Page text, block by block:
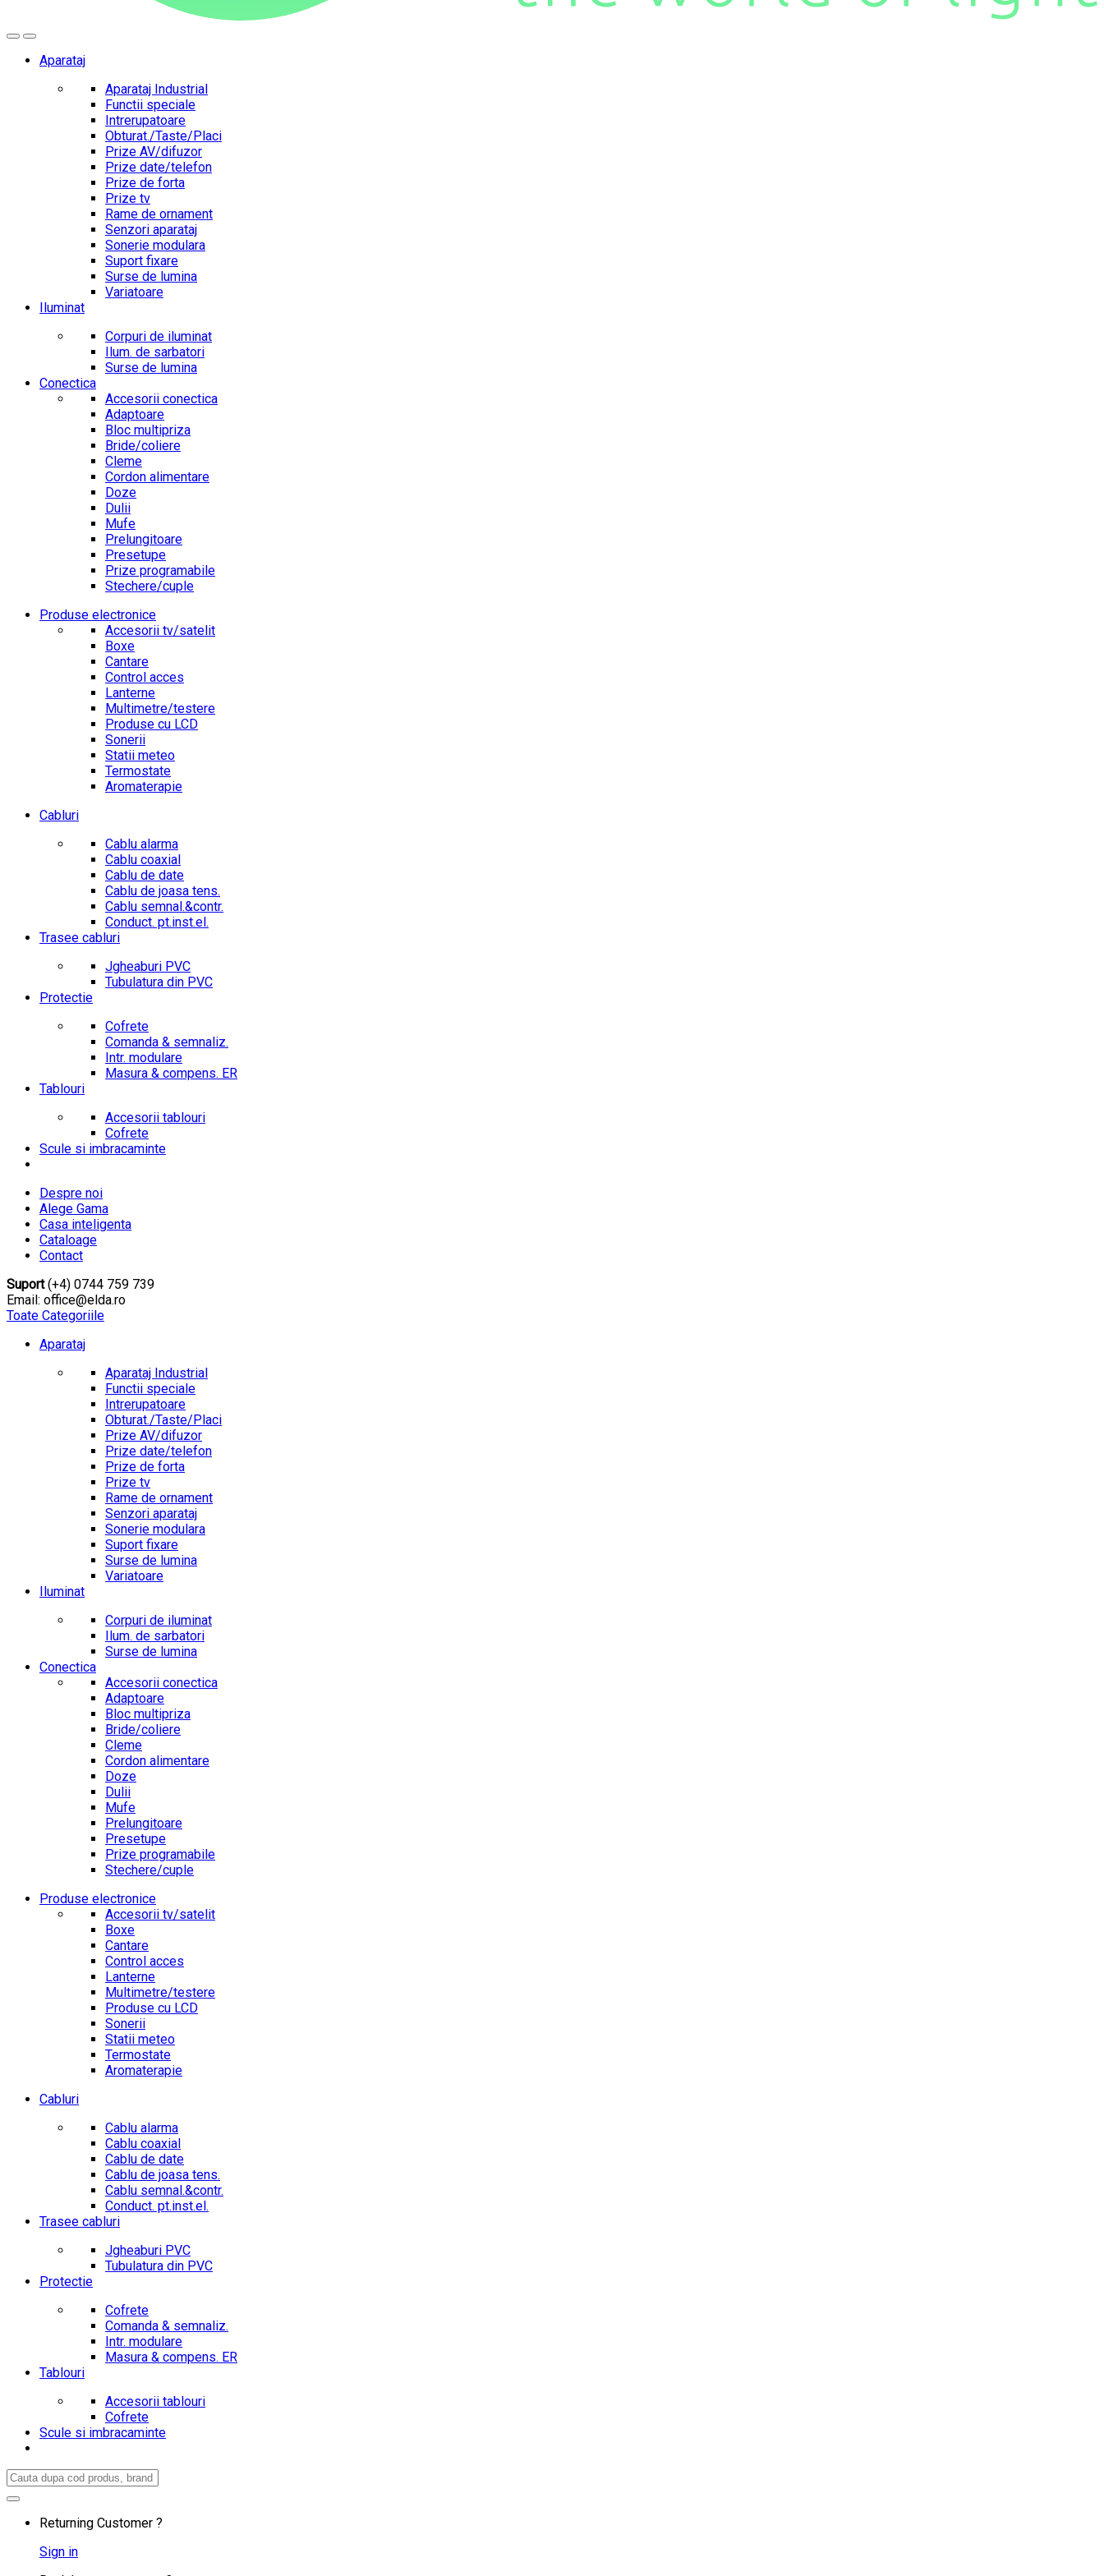
Aparataj
Aparataj Industrial
Functii speciale
Intrerupatoare
Obturat./Taste/Placi
Prize AV/difuzor
Prize date/telefon
Prize de forta
Prize tv
Rame de ornament
Senzori aparataj
Sonerie modulara
Suport fixare
Surse de lumina
Variatoare
Iluminat
Corpuri de iluminat
Ilum. de sarbatori
Surse de lumina
Conectica
Accesorii conectica
Adaptoare
Bloc multipriza
Bride/coliere
Cleme
Cordon alimentare
Doze
Dulii
Mufe
Prelungitoare
Presetupe
Prize programabile
Stechere/cuple
Produse electronice
Accesorii tv/satelit
Boxe
Cantare
Control acces
Lanterne
Multimetre/testere
Produse cu LCD
Sonerii
Statii meteo
Termostate
Aromaterapie
Cabluri
Cablu alarma
Cablu coaxial
Cablu de date
Cablu de joasa tens.
Cablu semnal.&contr.
Conduct. pt.inst.el.
Trasee cabluri
Jgheaburi PVC
Tubulatura din PVC
Protectie
Cofrete
Comanda & semnaliz.
Intr. modulare
Masura & compens. ER
Tablouri
Accesorii tablouri
Cofrete
Scule si imbracaminte
Despre noi
Alege Gama
Casa inteligenta
Cataloage
Contact
Suport(+4) 0744 759 739
Email: office@elda.ro
Toate Categoriile
Aparataj
Aparataj Industrial
Functii speciale
Intrerupatoare
Obturat./Taste/Placi
Prize AV/difuzor
Prize date/telefon
Prize de forta
Prize tv
Rame de ornament
Senzori aparataj
Sonerie modulara
Suport fixare
Surse de lumina
Variatoare
Iluminat
Corpuri de iluminat
Ilum. de sarbatori
Surse de lumina
Conectica
Accesorii conectica
Adaptoare
Bloc multipriza
Bride/coliere
Cleme
Cordon alimentare
Doze
Dulii
Mufe
Prelungitoare
Presetupe
Prize programabile
Stechere/cuple
Produse electronice
Accesorii tv/satelit
Boxe
Cantare
Control acces
Lanterne
Multimetre/testere
Produse cu LCD
Sonerii
Statii meteo
Termostate
Aromaterapie
Cabluri
Cablu alarma
Cablu coaxial
Cablu de date
Cablu de joasa tens.
Cablu semnal.&contr.
Conduct. pt.inst.el.
Trasee cabluri
Jgheaburi PVC
Tubulatura din PVC
Protectie
Cofrete
Comanda & semnaliz.
Intr. modulare
Masura & compens. ER
Tablouri
Accesorii tablouri
Cofrete
Scule si imbracaminte
Search
for:
Returning Customer ?
Sign in